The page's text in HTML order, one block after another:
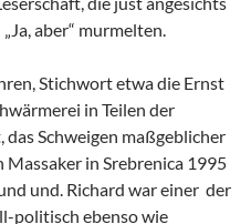
aber“ murmelten.
Stichwort etwa die Ernst
in Teilen der
Schweigen maßgeblicher
in Srebrenica 1995
und. Richard war einer der
politisch ebenso wie